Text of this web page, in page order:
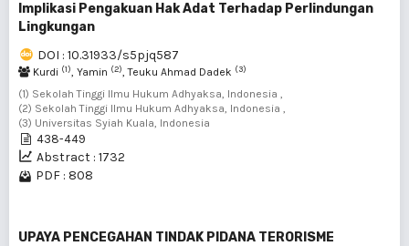
Implikasi Pengakuan Hak Adat Terhadap Perlindungan
Lingkungan
DOI : 10.31933/s5pjq587
Kurdi (1), Yamin (2), Teuku Ahmad Dadek (3)
(1) Sekolah Tinggi Ilmu Hukum Adhyaksa, Indonesia ,
(2) Sekolah Tinggi Ilmu Hukum Adhyaksa, Indonesia ,
(3) Universitas Syiah Kuala, Indonesia
438-449
Abstract : 1732
PDF : 808
UPAYA PENCEGAHAN TINDAK PIDANA TERORISME